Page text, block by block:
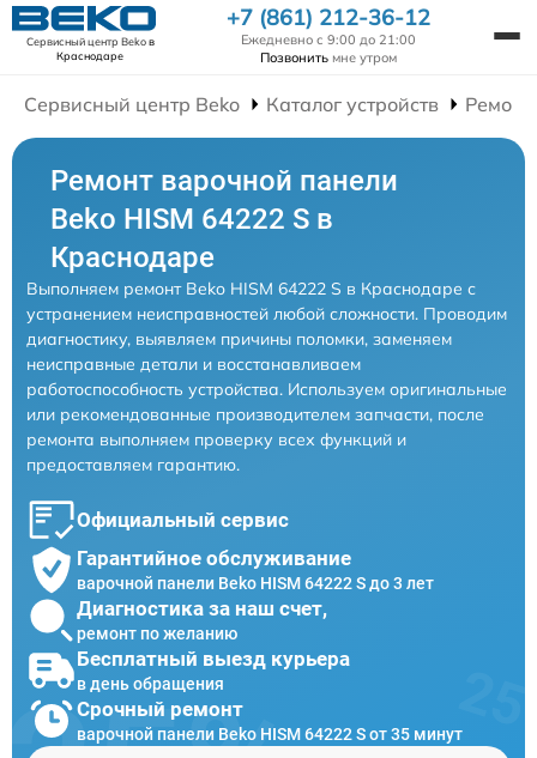
Сервисный центр Bekoв
Краснодаре
+7 (861) 212-36-12
Ежедневно с 9:00 до 21:00
Позвонить мне утром
Сервисный центр Beko Каталог устройств
Ремонт варочной панели
Beko HISM 64222 S в
Краснодаре
Выполняем ремонт Beko HISM 64222 S в Краснодаре с
устранением неисправностей любой сложности. Проводим
диагностику, выявляем причины поломки, заменяем
неисправные детали и восстанавливаем
работоспособность устройства. Используем оригинальные
или рекомендованные производителем запчасти, после
ремонта выполняем проверку всех функций и
предоставляем гарантию.
Официальный сервис
Гарантийное обслуживание
варочной панели Beko HISM 64222 S до 3 лет
Диагностика за наш счет,
ремонт по желанию
Бесплатный выезд курьера
в день обращения
Срочный ремонт
варочной панели Beko HISM 64222 S от 35 минут